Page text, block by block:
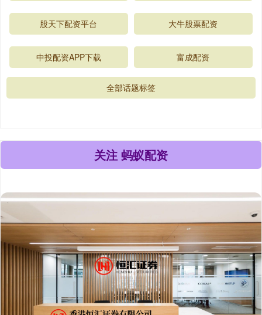
股天下配资平台 大牛股票配资
中投配资APP下载 富成配资
全部话题标签
关注 蚂蚁配资